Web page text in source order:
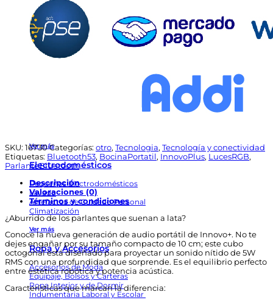
Deportes y Fitness
Ciclismo
Camping, Caza y Pesca
Fitness y Musculación
Monopatines y Scooters
Ver más
Electrodomésticos
Pequeños Electrodomésticos
Lavado
Artefactos de Cuidado Personal
Climatización
Ver más
Ropa y Accesorios
Accesorios de Moda
Equipaje, Bolsos y Carteras
Ropa Interior y de Dormir
Indumentaria Laboral y Escolar
Sonido
Pro
cantidad
SKU: 16730 Categorías: otro, Tecnologia, Tecnología y conectividad
Etiquetas: Bluetooth53, BocinaPortatil, InnovoPlus, LucesRGB,
ParlanteBluetooth
Descripción
Valoraciones (0)
Términos y condiciones
¿Aburrido de los parlantes que suenan a lata?
Conoce la nueva generación de audio portátil de Innovo+. No te
dejes engañar por su tamaño compacto de 10 cm; este cubo
octogonal está diseñado para proyectar un sonido nítido de 5W
RMS con una profundidad que sorprende. Es el equilibrio perfecto
entre estética robótica y potencia acústica.
Características que marcan la diferencia: